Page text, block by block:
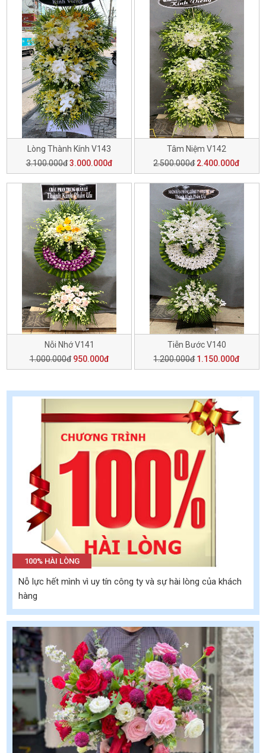
Lòng Thành Kính V143
3.100.000đ 3.000.000đ
Tâm Niệm V142
2.500.000đ 2.400.000đ
Nỗi Nhớ V141
1.000.000đ 950.000đ
Tiễn Bước V140
1.200.000đ 1.150.000đ
100% HÀI LÒNG
Nỗ lực hết mình vì uy tín công ty và sự hài lòng của khách
hàng